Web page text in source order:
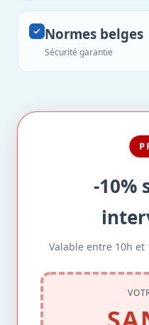
Normes belges
Sécurité garantie
-10%
Valable entre 10h